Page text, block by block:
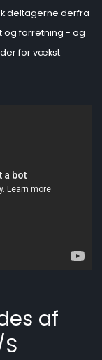
deltagerne derfra
og forretning - og
for vækst.
af